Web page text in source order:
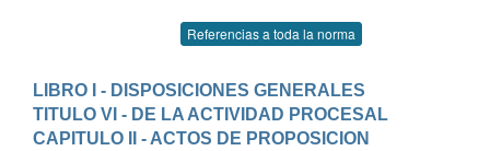
Referencias a toda la norma
LIBRO I - DISPOSICIONES GENERALES
TITULO VI - DE LA ACTIVIDAD PROCESAL
CAPITULO II - ACTOS DE PROPOSICION